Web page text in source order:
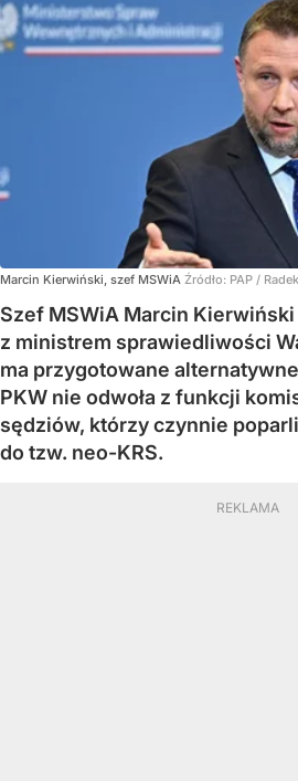
Marcin Kierwiński, szef MSWiA Źródło: PAP /
Szef MSWiA Marcin Kierwiński
z ministrem sprawiedliwości
ma przygotowane
PKW nie odwoła z funkcji
sędziów, którzy czynnie
do tzw. neo-KRS.